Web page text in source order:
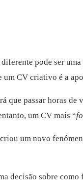
pode ser
um CV criativo é a
que passar horas
um CV mais “
um novo
decisão sobre